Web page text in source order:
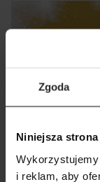
Zgoda
Niniejsza
i reklam, aby